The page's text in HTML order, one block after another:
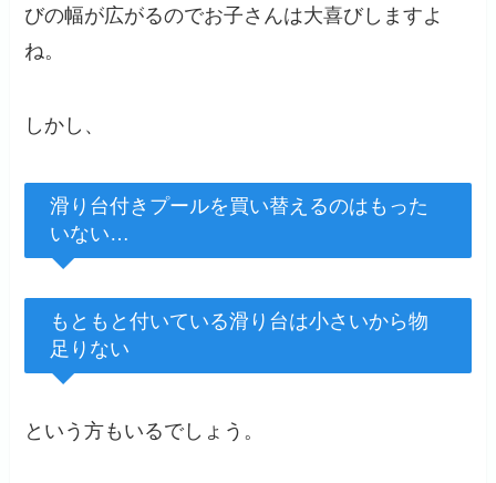
びの幅が広がるのでお子さんは大喜びしますよ
ね。
しかし、
滑り台付きプールを買い替えるのはもった
いない…
もともと付いている滑り台は小さいから物
足りない
という方もいるでしょう。